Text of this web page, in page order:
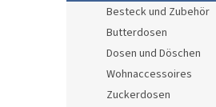
Besteck und Zubehör
Butterdosen
Dosen und Döschen
Wohnaccessoires
Zuckerdosen